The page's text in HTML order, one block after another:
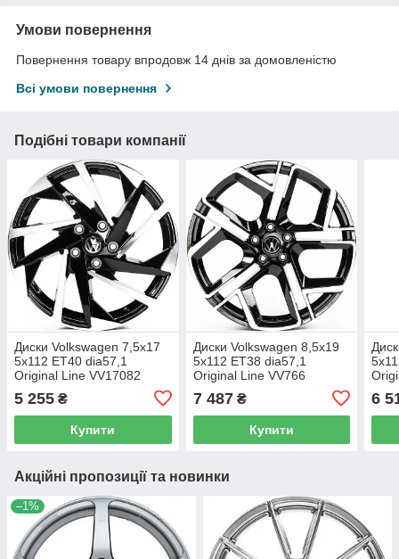
Умови повернення
Повернення товару впродовж 14 днів за домовленістю
Всі умови повернення
Подібні товари компанії
Диски Volkswagen 7,5x17
5x112 ET40 dia57,1
Original Line VV17082
5 255 ₴
Купити
Диски Volkswagen 8,5x19
5x112 ET38 dia57,1
Original Line VV766
7 487₴
Купити
6
Акційні пропозиції та новинки
–1%